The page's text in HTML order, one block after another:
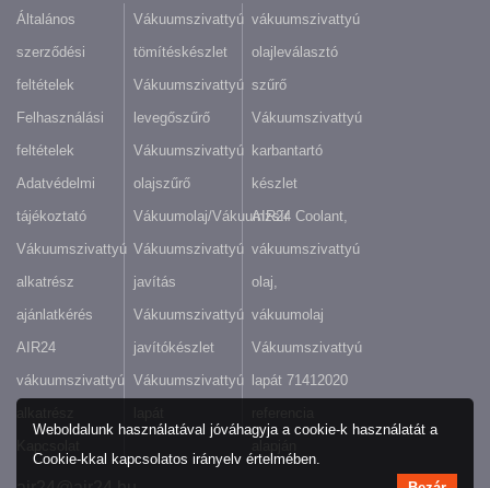
Általános
szerződési
feltételek
Felhasználási
feltételek
Adatvédelmi
tájékoztató
Vákuumszivattyú
alkatrész
ajánlatkérés
AIR24
vákuumszivattyú
Vákuumszivattyú
tömítéskészlet
Vákuumszivattyú
levegőszűrő
Vákuumszivattyú
olajszűrő
Vákuumolaj/Vákuumzsír
Vákuumszivattyú
javítás
Vákuumszivattyú
javítókészlet
Vákuumszivattyú
vákuumszivattyú
olajleválasztó
szűrő
Vákuumszivattyú
karbantartó
készlet
AIR24 Coolant,
vákuumszivattyú
olaj,
vákuumolaj
Vákuumszivattyú
lapát 71412020
Weboldalunk használatával jóváhagyja a cookie-k használatát a
Cookie-kkal kapcsolatos irányelv értelmében.